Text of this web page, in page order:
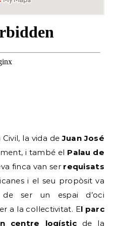
Civil, la vida deJuan José
i també el Palau de
finca van ser requisats
i el seu propòsit va
de ser un espai d’oci
a la col·lectivitat. El parc
centre logísticde la